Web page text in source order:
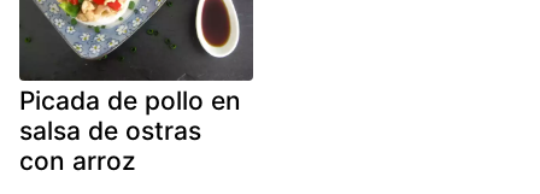
Picada de pollo en
salsa de ostras
con arroz